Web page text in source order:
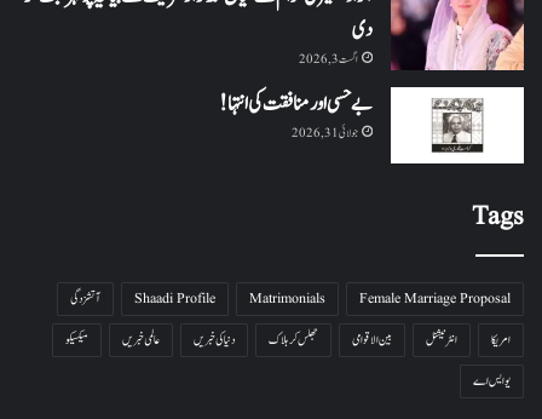
دی
اگست 3, 2026
بے حسی اور منافقت کی انتہا !
جولائی 31, 2026
Tags
Female Marriage Proposal
Matrimonials
Shaadi Profile
آتشزدگی
امریکا
انٹرنیشنل بین الاقوامی جھلس کر ہلاک دنیا کی خبریں عالمی خبریں
میکسیکو
یو ایس اے